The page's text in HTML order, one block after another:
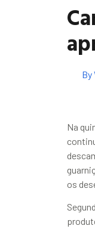
By
Na
os